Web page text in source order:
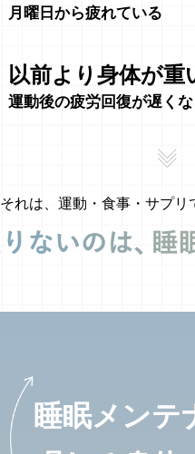
月曜日から疲れている
以前より身体が重
運動後の疲労回復が遅く
それは、運動・食事・サプリ
睡眠メンテ